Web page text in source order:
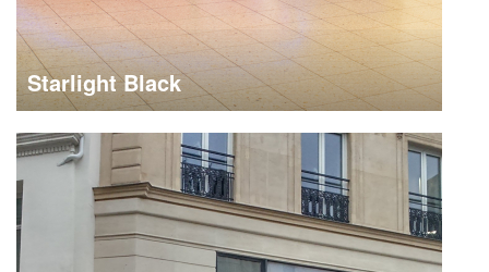
Starlight Black